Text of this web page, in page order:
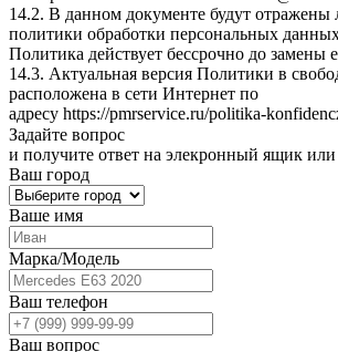
14.2. В данном документе будут
политики обработки персональных
Политика действует бессрочно до замены
14.3. Актуальная версия Политики в
расположена в сети Интернет по
адресу https://pmrservice.ru/politika-
Задайте вопрос
и получите ответ на элекронный ящик
Ваш город
Ваше имя
Марка/Модель
Ваш телефон
Ваш вопрос